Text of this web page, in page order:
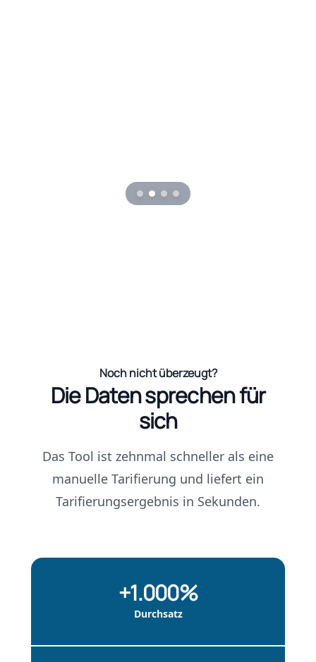
Noch nicht überzeugt?
Die Daten sprechen für
sich
Das Tool ist zehnmal schneller als eine
manuelle Tarifierung und liefert ein
Tarifierungsergebnis in Sekunden.
Durchsatz
+1.000%